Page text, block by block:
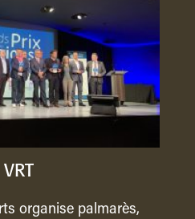
organise palmarès,